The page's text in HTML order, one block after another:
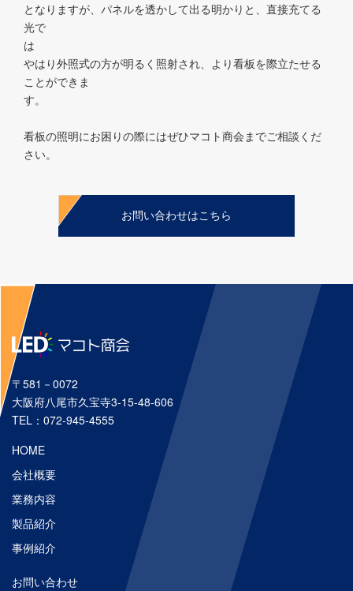
となりますが、パネルを透かして出る明かりと、直接充てる
光で
やはり外照式の方が明るく照射され、より看板を際立たせる
ことができま
す
看板の照明にお困りの際にはぜひマコト商会までご相談くだ
さい。
お問い合わせはこちら
〒581－0072
大阪府八尾市久宝寺3-15-48-606
TEL：072-945-4555
HOME
会社概要
業務内容
製品紹介
事例紹介
お問い合わせ